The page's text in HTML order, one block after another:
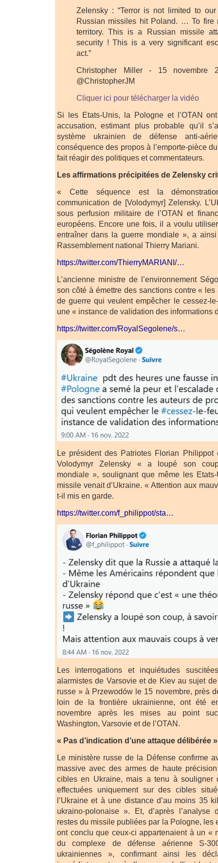
Zelensky : “Terror is not limited to
Russian missiles hit Poland. … To fire
territory. This is a Russian missile
security ! This is a very significant
act.”
Christopher Miller - 15 novembre
@ChristopherJM
Cliquer ici pour télécharger la vidéo
Si les Etats-Unis, la Pologne et l’OTAN
accusation, estimant plus probable qu’il
système ukrainien de défense anti-
conséquence des propos à l’emporte-pièce
fait réagir des politiques et commentateurs.
Les affirmations précipitées de Zelensky
« Cette séquence est la
communication de [Volodymyr] Zelensky.
sous perfusion militaire de l’OTAN et
européens. Encore une fois, il a voulu
entraîner dans la guerre mondiale », a
Rassemblement national Thierry Mariani.
https://twitter.com/ThierryMARIANI/…
L’ancienne ministre de l’environnement
son côté à émettre des sanctions contre «
de guerre qui veulent empêcher le cessez-
une « instance de validation des informations
https://twitter.com/RoyalSegolene/s…
Le président des Patriotes Florian
Volodymyr Zelensky « a loupé son
mondiale », soulignant que même les
missile venait d’Ukraine. « Attention aux
t-il mis en garde.
https://twitter.com/f_philippot/sta…
Les interrogations et inquiétudes
alarmistes de Varsovie et de Kiev au sujet
russe » à Przewodów le 15 novembre, près
loin de la frontière ukrainienne, ont été
novembre après les mises au point
Washington, Varsovie et de l’OTAN.
« Pas d’indication d’une attaque délibérée
Le ministère russe de la Défense confirme
massive avec des armes de haute
cibles en Ukraine, mais a tenu à souligner
effectuées uniquement sur des cibles
l’Ukraine et à une distance d’au moins 35
ukraino-polonaise ». Et, d’après l’analyse
restes du missile publiées par la Pologne, les
ont conclu que ceux-ci appartenaient à un «
du complexe de défense aérienne S-
ukrainiennes », confirmant ainsi les